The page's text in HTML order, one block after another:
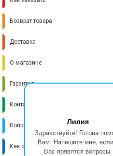
Лилия
Здравствуйте! Готова
Вам. Напишите мне,
Вас появятся вопросы.
Возврат товара
Доставка
О магазине
Гарантия
Контакты
Вопрос-ответ
Как стать поставщиком